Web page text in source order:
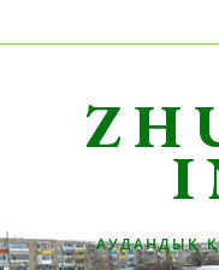
to
АУДАНДЫҚ